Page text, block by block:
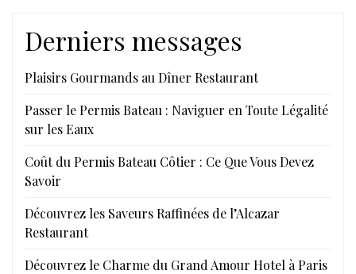
Derniers messages
Plaisirs Gourmands au Dîner Restaurant
Passer le Permis Bateau : Naviguer en Toute Légalité
sur les Eaux
Coût du Permis Bateau Côtier : Ce Que Vous Devez
Savoir
Découvrez les Saveurs Raffinées de l’Alcazar
Restaurant
Découvrez le Charme du Grand Amour Hotel à Paris